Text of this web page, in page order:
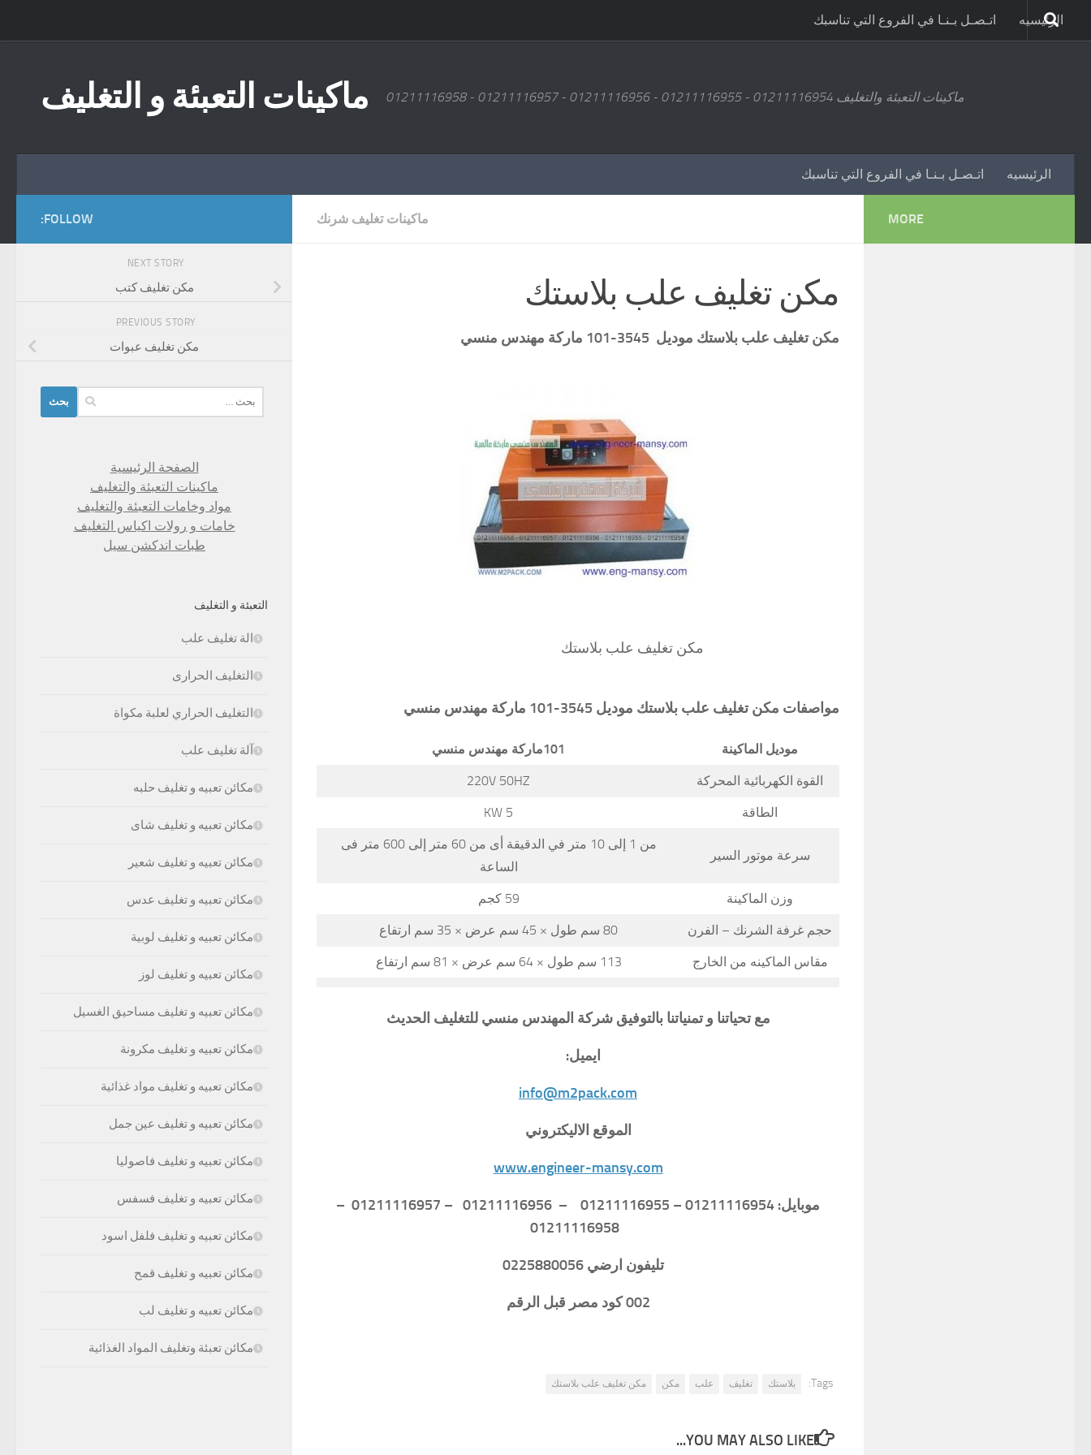
الرئيسيه اتـصـل بـنـا في الفروع التي تناسبك
ماكينات التعبئة و التغليف ماكينات التعبئة والتغليف 01211116954 - 01211116955 - 01211116956 - 01211116957 - 01211116958
الرئيسيه اتـصـل بـنـا في الفروع التي تناسبك
ماكينات تغليف شرنك
مكن تغليف علب بلاستك
مكن تغليف علب بلاستك موديل 3545-101 ماركة مهندس منسي
مكن تغليف علب بلاستك
مواصفات مكن تغليف علب بلاستك موديل 3545-101 ماركة مهندس منسي
موديل الماكينة 101ماركة مهندس منسي
القوة الكهربائية المحركة 220V 50HZ
الطاقة 5 KW
سرعة موتور السير
من 1 إلى 10 متر في الدقيقة أى من 60 متر إلى 600 متر فى
الساعة
وزن الماكينة 59 كجم
حجم غرفة الشرنك – الفرن 80 سم طول × 45 سم عرض × 35 سم ارتفاع
مقاس الماكينه من الخارج 113 سم طول × 64 سم عرض × 81 سم ارتفاع
مع تحياتنا و تمنياتنا بالتوفيق شركة المهندس منسي للتغليف الحديث
ايميل:
info@m2pack.com
الموقع الاليكتروني
www.engineer-mansy.com
موبايل: 01211116954 – 01211116955 – 01211116956 – 01211116957 –
تليفون ارضي 0225880056
002 كود مصر قبل الرقم
Tags: بلاستك تغليف علب مكن مكن تغليف علب بلاستك
YOU MAY ALSO LIKE...
FOLLOW:
NEXT STORY
مكن تغليف كتب
PREVIOUS STORY
مكن تغليف عبوات
عن:
الصفحة الرئيسية
ماكينات التعبئة والتغليف
مواد وخامات التعبئة والتغليف
خامات و رولات اكياس التغليف
طبات اندكشن سيل
التعبئة و التغليف
الة تغليف علب
التغليف الحرارى
التغليف الحراري لعلبة مكواة
آلة تغليف علب
مكائن تعبيه و تغليف حلبه
مكائن تعبيه و تغليف شاى
مكائن تعبيه و تغليف شعير
مكائن تعبيه و تغليف عدس
مكائن تعبيه و تغليف لوبية
مكائن تعبيه و تغليف لوز
مكائن تعبيه و تغليف مساحيق الغسيل
مكائن تعبيه و تغليف مكرونة
مكائن تعبيه و تغليف مواد غذائية
مكائن تعبيه و تغليف عين جمل
مكائن تعبيه و تغليف فاصوليا
مكائن تعبيه و تغليف فسفس
مكائن تعبيه و تغليف فلفل اسود
مكائن تعبيه و تغليف قمح
مكائن تعبيه و تغليف لب
مكائن تعبئة وتغليف المواد الغذائية
MORE